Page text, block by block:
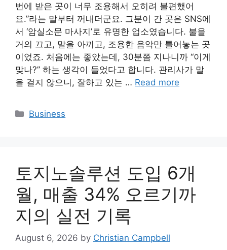
번에 받은 곳이 너무 조용해서 오히려 불편했어
요.”라는 말부터 꺼내더군요. 그분이 간 곳은 SNS에
서 ‘암실소문 마사지’로 유명한 업소였습니다. 불을
거의 끄고, 말을 아끼고, 조용한 음악만 틀어놓는 곳
이었죠. 처음에는 좋았는데, 30분쯤 지나니까 “이게
맞나?” 하는 생각이 들었다고 합니다. 관리사가 말
을 걸지 않으니, 잘하고 있는 … Read more
Categories
Business
토지노솔루션 도입 6개
월, 매출 34% 오르기까
지의 실전 기록
August 6, 2026 by Christian Campbell